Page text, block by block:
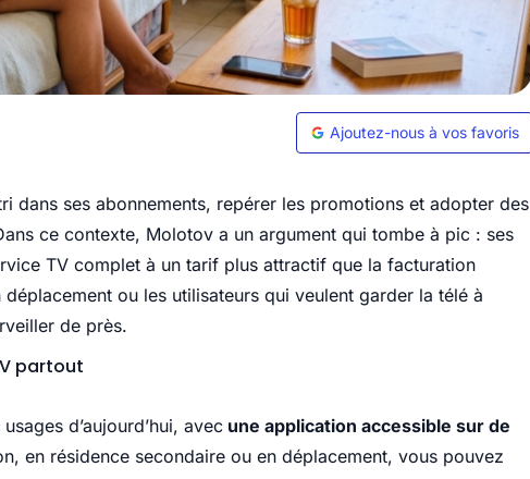
Ajoutez-nous à vos favoris
dans ses abonnements, repérer les promotions et adopter des
ce contexte, Molotov a un argument qui tombe à pic : ses
TV complet à un tarif plus attractif que la facturation
ou les utilisateurs qui veulent garder la télé à
de près.
partout
d’aujourd’hui, avec une application accessible sur de
en résidence secondaire ou en déplacement, vous pouvez